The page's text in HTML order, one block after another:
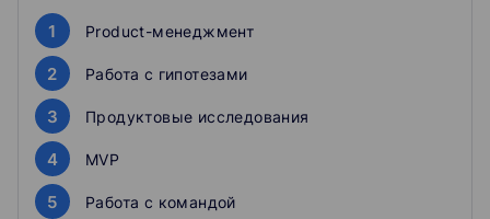
1 Product-менеджмент
2 Работа с гипотезами
3 Продуктовые исследования
4 MVP
5 Работа с командой